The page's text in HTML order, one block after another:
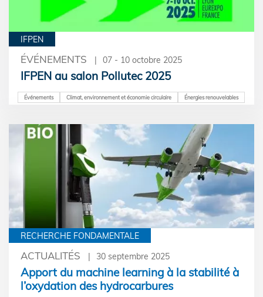
IFPEN
ÉVÉNEMENTS 07 - 10 octobre 2025
IFPEN au salon Pollutec 2025
Événements Climat, environnement et économie circulaire Énergies renouvelables
RECHERCHE FONDAMENTALE
ACTUALITÉS 30 septembre 2025
Apport du machine learning à la stabilité à
l’oxydation des hydrocarbures